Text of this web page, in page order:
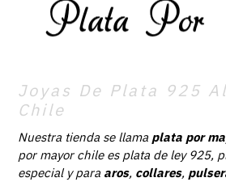
Joyas De Plata 925
Chile
Nuestra tienda se llama plata por
por mayor chile es plata de ley 925,
especial y para aros, collares,